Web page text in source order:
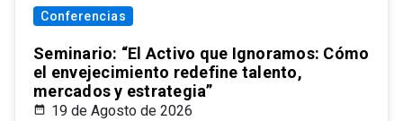
Conferencias
Seminario: “El Activo que Ignoramos: Cómo
el envejecimiento redefine talento,
mercados y estrategia”
19 de Agosto de 2026